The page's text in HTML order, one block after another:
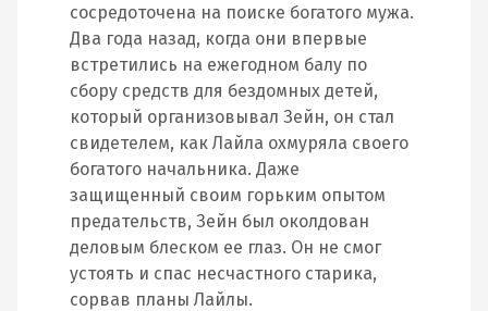
сосредоточена на поиске богатого мужа.
Два года назад, когда они впервые
встретились на ежегодном балу по
сбору средств для бездомных детей,
который организовывал Зейн, он стал
свидетелем, как Лайла охмуряла своего
богатого начальника. Даже
защищенный своим горьким опытом
предательств, Зейн был околдован
деловым блеском ее глаз. Он не смог
устоять и спас несчастного старика,
сорвав планы Лайлы.